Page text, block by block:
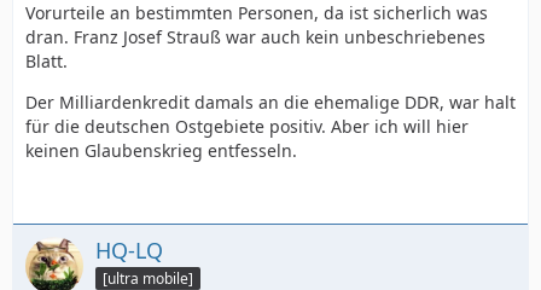
Vorurteile an bestimmten Personen, da ist sicherlich was
dran. Franz Josef Strauß war auch kein unbeschriebenes
Blatt.
Der Milliardenkredit damals an die ehemalige DDR, war halt
für die deutschen Ostgebiete positiv. Aber ich will hier
keinen Glaubenskrieg entfesseln.
HQ-LQ
[ultra mobile]